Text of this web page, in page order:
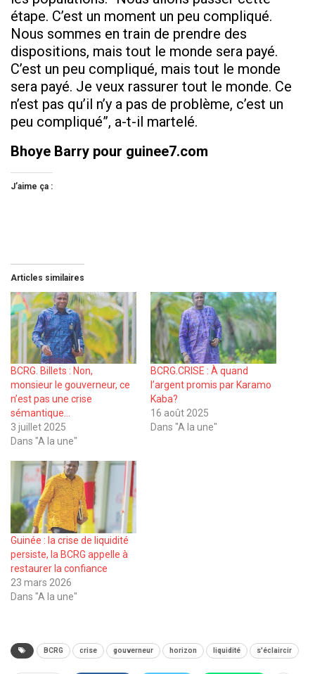
étape. C’est un moment un peu compliqué.
Nous sommes en train de prendre des
dispositions, mais tout le monde sera payé.
C’est un peu compliqué, mais tout le monde
sera payé. Je veux rassurer tout le monde. Ce
n’est pas qu’il n’y a pas de problème, c’est un
peu compliqué”, a-t-il martelé.
Bhoye Barry pour guinee7.com
J’aime ça :
Articles similaires
BCRG. Billets : Non,
monsieur le gouverneur, ce
n’est pas une crise
sémantique…
3 juillet 2025
Dans "A la une"
BCRG.CRISE : À quand
l’argent promis par Karamo
Kaba?
16 août 2025
Dans "A la une"
Guinée : la crise de liquidité
persiste, la BCRG appelle à
restaurer la confiance
23 mars 2026
Dans "A la une"
BCRG crise gouverneur horizon liquidité s'éclaircir